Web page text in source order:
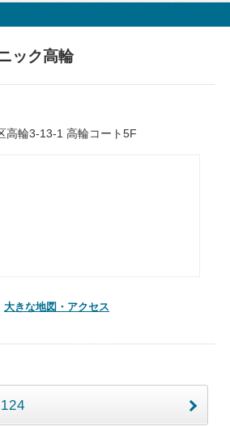
ック高輪
高輪3-13-1 高輪コート5F
大きな地図・アクセス